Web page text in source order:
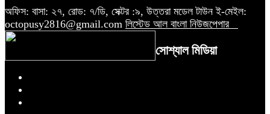
অফিস: বাসা: ২৭, রোড: ৭/ডি, সেক্টর :৯, উত্তরা মডেল টাউন ই-মেইল:
octopusy2816@gmail.com লিস্টেড আল বাংলা নিউজপেপার
সোশ্যাল মিডিয়া